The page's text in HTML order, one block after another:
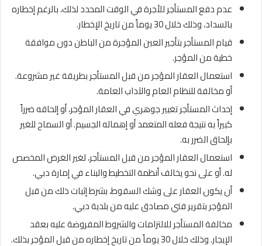
عدم دفع المستأجر للأجرة في الوقت المحدد لذلك، بالرغم إخطاره
بالسداد، وذلك خلال 30 يوماً من تاريخ الإخطار.
قيام المستأجر بتأجير العين المؤجرة من الباطن دون موافقة
خطية من المؤجر.
استعمال العقار المؤجر من قبل المستأجر بطريقة غير مشروعة.
أو مخالفة للنظام العام والآداب العامة.
إحداث المستأجر تغيير جوهري في العقار المؤجر، أو إلحاقه ضرراً
كبيراً به نتيجة فعله المتعمد أو إهماله الجسيم. أو السماح للغير
بإلحاق الضرر به.
استعمال العقار المؤجر من قبل المستأجر، لغير الغرض المخصص
له. أو على نحو يخالف أنظمة التخطيط والبناء في إمارة دبي.
أن يكون العقار على وشك السقوط، بشرط إثبات ذلك من قبل
المؤجر بتقرير فني مصادق عليه من بلدية دبي.
مخالفة المستأجر للالتزامات والشروط المفروضة عليه بعقد
الإيجار. وذلك خلال 30 يوماً من تاريخ إخطاره من قبل المؤجر بذلك.